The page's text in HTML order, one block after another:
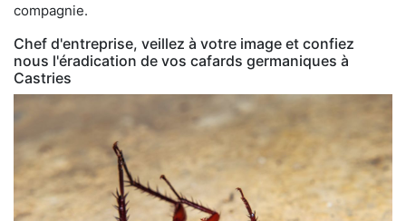
compagnie.
Chef d'entreprise, veillez à votre image et confiez
nous l'éradication de vos cafards germaniques à
Castries